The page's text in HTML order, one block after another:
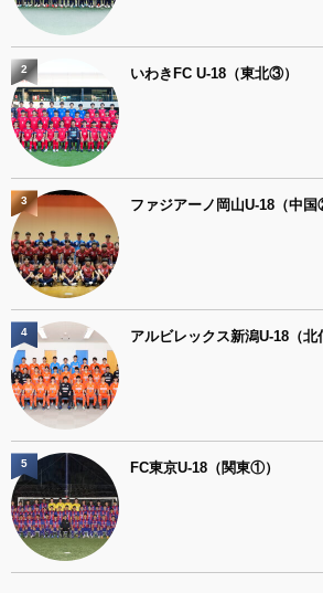
いわきFC U-18（東北③）
2
ファジアーノ岡山U-18（中国
3
アルビレックス新潟U-18（北
4
FC東京U-18（関東①）
5